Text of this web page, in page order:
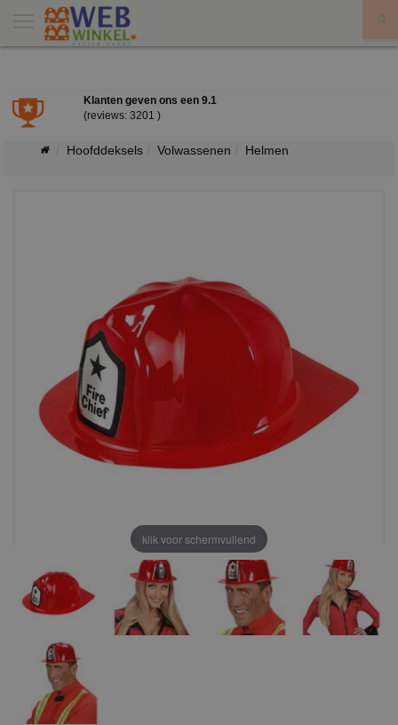
Klanten geven ons een 9.1
(reviews: 3201 )
Hoofddeksels Volwassenen Helmen
klik voor schermvullend